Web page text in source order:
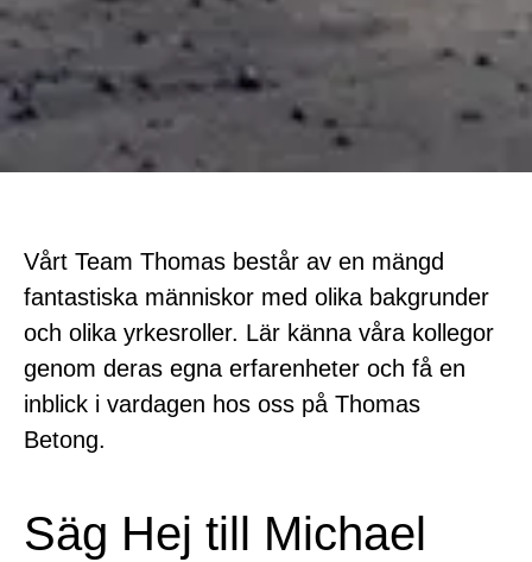
Vårt Team Thomas består av en mängd
fantastiska människor med olika bakgrunder
och olika yrkesroller. Lär känna våra kollegor
genom deras egna erfarenheter och få en
inblick i vardagen hos oss på Thomas
Betong.
Säg Hej till Michael